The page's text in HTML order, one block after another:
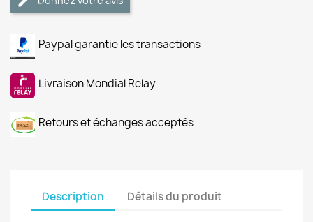
Paypal garantie les transactions
Livraison Mondial Relay
Retours et échanges acceptés
Description Détails du produit